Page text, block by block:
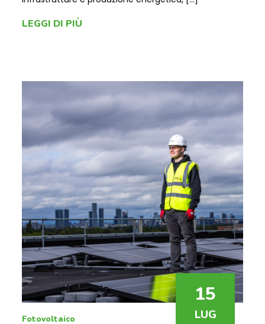
15
LUG
Fotovoltaico
I pannelli solari funzionano
anche con il cielo nuvoloso?
Ecco la verità.